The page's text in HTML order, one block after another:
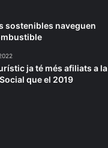
sostenibles naveguen
ja té més afiliats a la
que el 2019